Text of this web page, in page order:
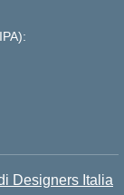
Designers Italia